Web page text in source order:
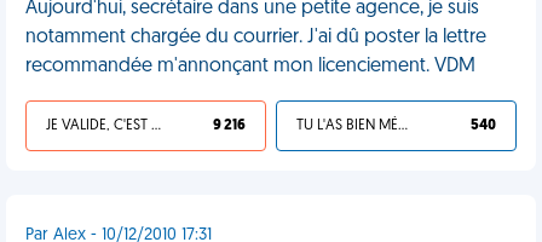
Aujourd'hui, secrétaire dans une petite agence, je suis
notamment chargée du courrier. J'ai dû poster la lettre
recommandée m'annonçant mon licenciement. VDM
JE VALIDE, C'EST UNE VDM 9 216 TU L'AS BIEN MÉRITÉ 540
Par Alex - 10/12/2010 17:31